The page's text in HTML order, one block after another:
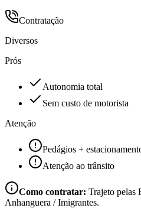
Contratação
Diversos
Prós
Autonomia total
Sem custo de motorista
Atenção
Pedágios +
Atenção ao trânsito
Como contratar: Trajeto pelas
Anhanguera / Imigrantes.